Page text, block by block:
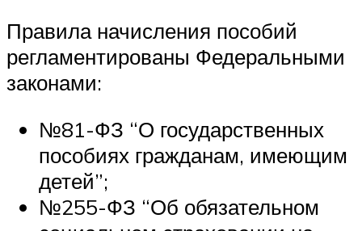
Правила начисления пособий
регламентированы Федеральными
законами:
№81-ФЗ “О государственных
пособиях гражданам, имеющим
детей”;
№255-ФЗ “Об обязательном